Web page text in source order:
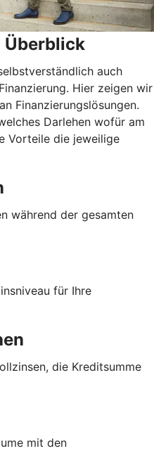
Überblick
auch
Hier zeigen wir
Finanzierungslösungen.
Darlehen wofür am
Vorteile die jeweilige
während der gesamten
für Ihre
die Kreditsumme
mit den